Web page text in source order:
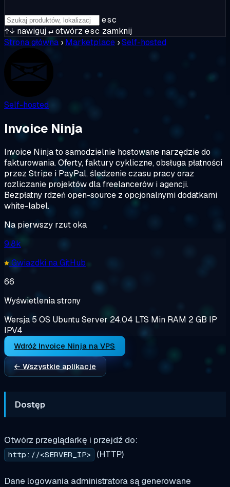
esc
↑↓ nawiguj↵otwórz esc zamknij
Strona główna › Marketplace ›Self-hosted
Self-hosted
Invoice Ninja
Invoice Ninja to samodzielnie hostowane narzędzie do
fakturowania. Oferty, faktury cykliczne, obsługa płatności
przez Stripe i PayPal, śledzenie czasu pracy oraz
rozliczanie projektów dla freelancerów i agencji.
Bezpłatny rdzeń open-source z opcjonalnymi dodatkami
white-label.
Na pierwszy rzut oka
9.8k
Gwiazdki na GitHub
66
Wyświetlenia strony
Wersja 5 OS Ubuntu Server 24.04 LTS Min RAM 2 GB IP
IPV4
Wdróż Invoice Ninja na VPS
← Wszystkie aplikacje
Dostęp
Otwórz przeglądarkę i przejdź do:
http://<SERVER_IP> (HTTP)
Dane logowania administratora są generowane